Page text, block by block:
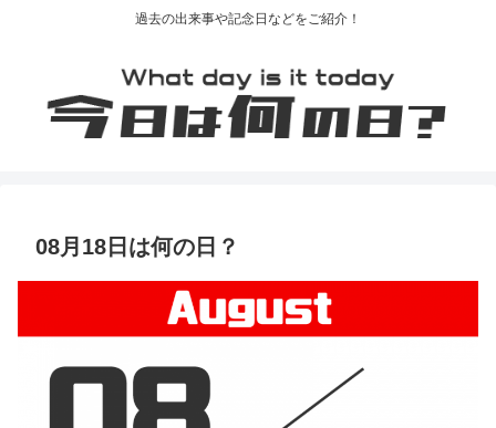
過去の出来事や記念日などをご紹介！
08月18日は何の日？